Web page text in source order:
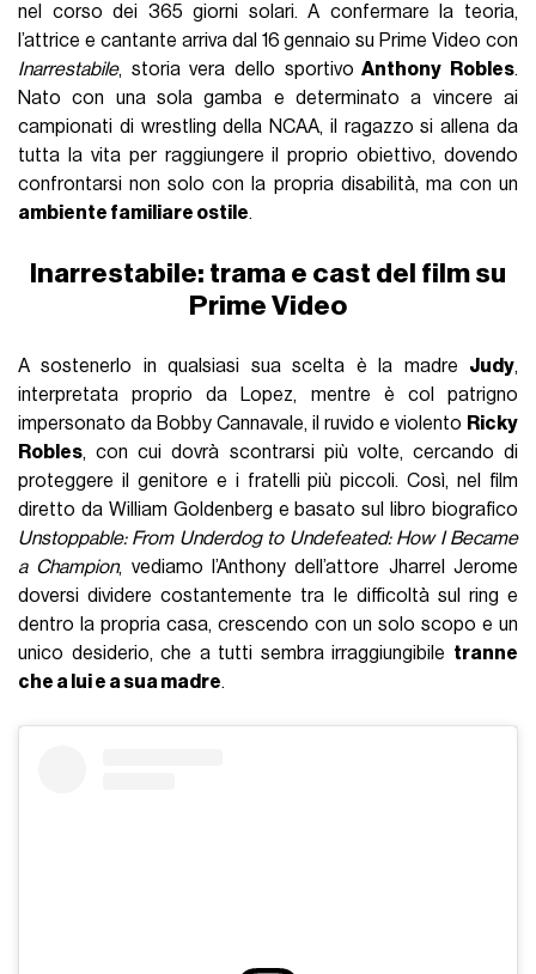
nel corso dei 365 giorni solari. A confermare la teoria,
l’attrice e cantante arriva dal 16 gennaio su Prime Video con
Inarrestabile, storia vera dello sportivo Anthony Robles.
Nato con una sola gamba e determinato a vincere ai
campionati di wrestling della NCAA, il ragazzo si allena da
tutta la vita per raggiungere il proprio obiettivo, dovendo
confrontarsi non solo con la propria disabilità, ma con un
ambiente familiare ostile.
Inarrestabile: trama e cast del film su
Prime Video
A sostenerlo in qualsiasi sua scelta è la madre Judy,
interpretata proprio da Lopez, mentre è col patrigno
impersonato da Bobby Cannavale, il ruvido e violento Ricky
Robles, con cui dovrà scontrarsi più volte, cercando di
proteggere il genitore e i fratelli più piccoli. Così, nel film
diretto da William Goldenberg e basato sul libro biografico
Unstoppable: From Underdog to Undefeated: How I Became
a Champion, vediamo l’Anthony dell’attore Jharrel Jerome
doversi dividere costantemente tra le difficoltà sul ring e
dentro la propria casa, crescendo con un solo scopo e un
unico desiderio, che a tutti sembra irraggiungibile tranne
che a lui e a sua madre.